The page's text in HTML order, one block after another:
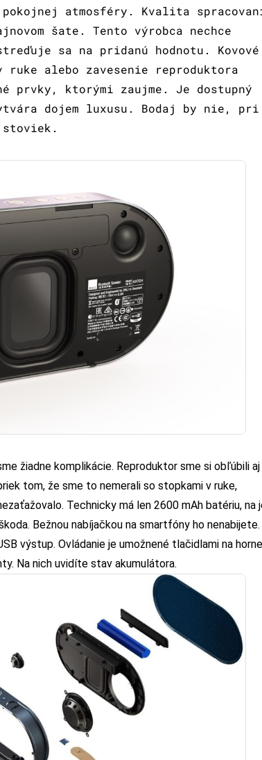
atmosféry. Kvalita
šate. Tento výrobca nechce
sa na pridanú hodnotu. Kovové
ruke alebo zavesenie reproduktora
prvky, ktorými zaujme. Je dostupný
dojem luxusu. Bodaj by nie, pri
stoviek.
žiadne komplikácie. Reproduktor sme si obľúbili aj
tom, že sme to nemerali so stopkami v ruke,
Technicky má len 2600 mAh batériu, na
Bežnou nabíjačkou na smartfóny ho nenabijete.
výstup. Ovládanie je umožnené tlačidlami na
Na nich uvidíte stav akumulátora.